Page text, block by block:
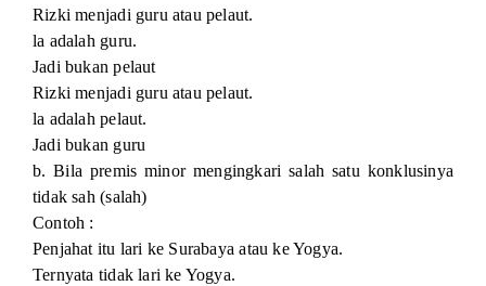
Rizki menjadi guru atau pelaut.
la adalah guru.
Jadi bukan pelaut
Rizki menjadi guru atau pelaut.
la adalah pelaut.
Jadi bukan guru
b. Bila premis minor mengingkari salah satu konklusinya
tidak sah (salah)
Contoh :
Penjahat itu lari ke Surabaya atau ke Yogya.
Ternyata tidak lari ke Yogya.